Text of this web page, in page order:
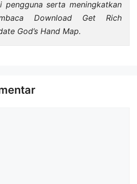
pengguna serta meningkatkan
Download Get Rich
God’s Hand Map.